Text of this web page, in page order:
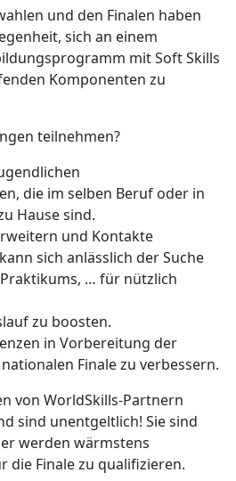
und den Finalen haben
sich an einem
mit Soft Skills
Komponenten zu
teilnehmen?
die im selben Beruf oder in
Hause sind.
und Kontakte
sich anlässlich der Suche
… für nützlich
zu boosten.
in Vorbereitung der
Finale zu verbessern.
von WorldSkills-Partnern
sind unentgeltlich! Sie sind
werden wärmstens
die Finale zu qualifizieren.